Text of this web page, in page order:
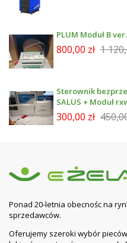
PLUM Moduł B
800,00 zł 1
Sterownik
SALUS + Moduł
300,00 zł
Ponad 20-letnia obecnośc na
sprzedawców.
Oferujemy szeroki wybór